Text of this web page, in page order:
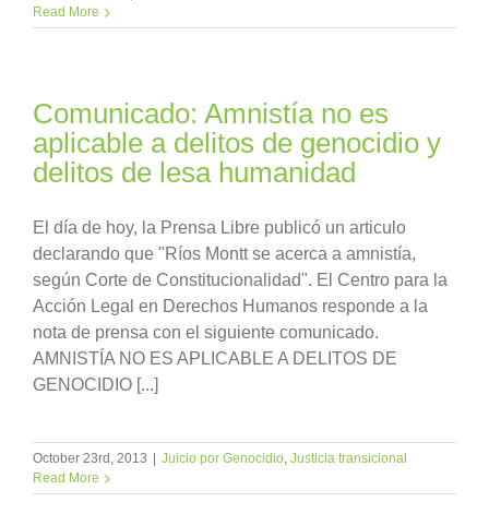
Read More
Comunicado: Amnistía no es
aplicable a delitos de genocidio y
delitos de lesa humanidad
El día de hoy, la Prensa Libre publicó un articulo
declarando que "Ríos Montt se acerca a amnistía,
según Corte de Constitucionalidad". El Centro para la
Acción Legal en Derechos Humanos responde a la
nota de prensa con el siguiente comunicado.
AMNISTÍA NO ES APLICABLE A DELITOS DE
GENOCIDIO [...]
October 23rd, 2013 | Juicio por Genocidio Justicia transicional
Read More